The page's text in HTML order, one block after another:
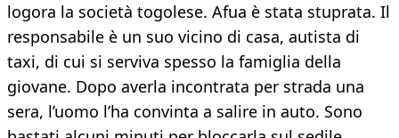
logora la società togolese. Afua è stata stuprata. Il
responsabile è un suo vicino di casa, autista di
taxi, di cui si serviva spesso la famiglia della
giovane. Dopo averla incontrata per strada una
sera, l’uomo l’ha convinta a salire in auto. Sono